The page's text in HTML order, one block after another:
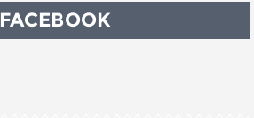
FACEBOOK